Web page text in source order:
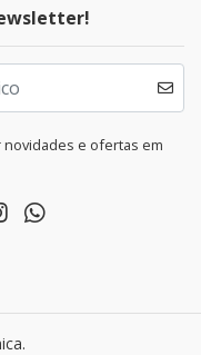
e ofertas em